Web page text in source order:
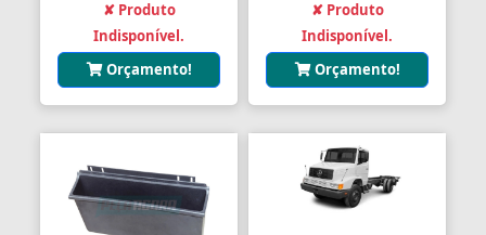
Bielas
Bieletas
Bigornas
Bloco Completo
✘ Produto
Indisponível.
Orçamento!
✘ Produto
Indisponível.
Orçamento!